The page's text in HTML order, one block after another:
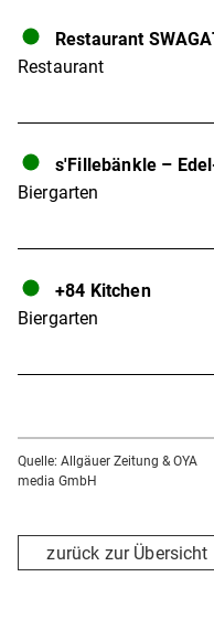
Restaurant
Restaurant
s'Fillebänkle –
Biergarten
+84 Kitchen
Biergarten
Quelle: Allgäuer Zeitung & OYA
media GmbH
zurück zur Übersicht